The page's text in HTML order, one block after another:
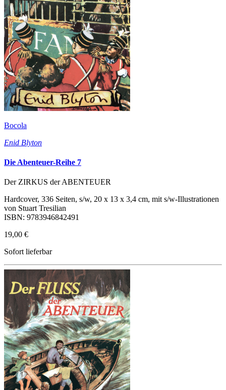
Bocola
Enid Blyton
Die Abenteuer-Reihe 7
Der ZIRKUS der ABENTEUER
Hardcover, 336 Seiten, s/w, 20 x 13 x 3,4 cm, mit s/w-Illustrationen
von Stuart Tresilian
ISBN: 9783946842491
19,00 €
Sofort lieferbar